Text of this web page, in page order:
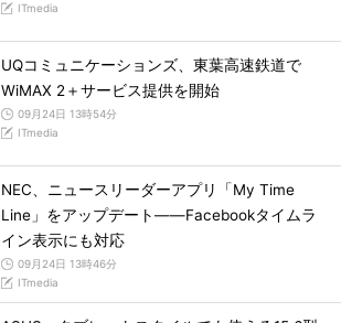
ITmedia
UQコミュニケーションズ、東葉高速鉄道で
WiMAX 2＋サービス提供を開始
09月24日 13時54分
ITmedia
NEC、ニュースリーダーアプリ「My Time
Line」をアップデート――Facebookタイムラ
イン表示にも対応
09月24日 13時46分
ITmedia